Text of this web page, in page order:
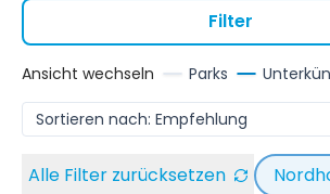
Filter
Ansicht wechseln Parks
Alle Filter zurücksetzen